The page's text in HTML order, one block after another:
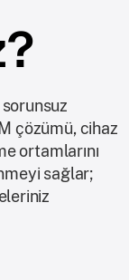
çözümü, cihaz
ortamlarını
sağlar;